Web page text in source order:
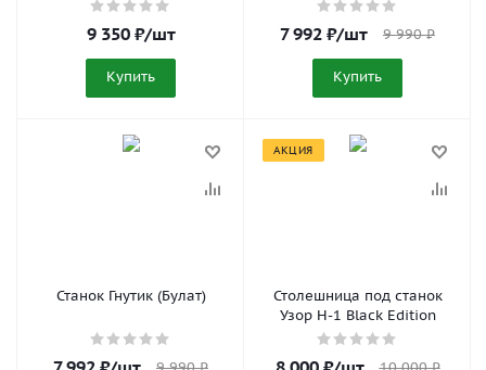
9 350₽/шт
Купить
7 992 ₽/шт 9 990₽
Купить
Станок Гнутик (Булат)
АКЦИЯ
Столешница под станок
Узор Н-1 Black Edition